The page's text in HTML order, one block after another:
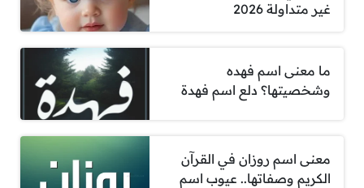
غير متداولة 2026
ما معنى اسم فهده
وشخصيتها؟ دلع اسم فهدة
معنى اسم روزان في القرآن
الكريم وصفاتها.. عيوب اسم